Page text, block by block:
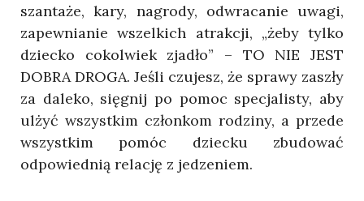
szantaże, kary, nagrody, odwracanie uwagi,
zapewnianie wszelkich atrakcji, „żeby tylko
dziecko cokolwiek zjadło” – TO NIE JEST
DOBRA DROGA. Jeśli czujesz, że sprawy zaszły
za daleko, sięgnij po pomoc specjalisty, aby
ulżyć wszystkim członkom rodziny, a przede
wszystkim pomóc dziecku zbudować
odpowiednią relację z jedzeniem.